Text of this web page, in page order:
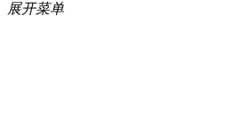
展开菜单